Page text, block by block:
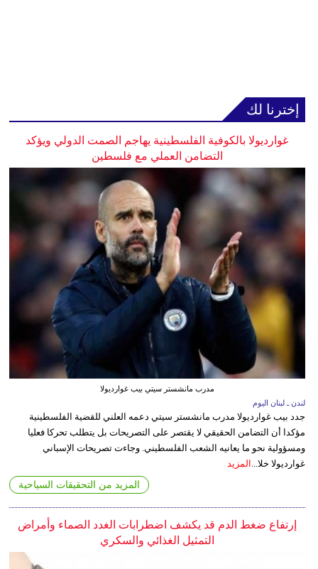
إخترنا لك
غوارديولا بالكوفية الفلسطينية يهاجم الصمت الدولي ويؤكد
التضامن العملي مع فلسطين
مدرب مانشستر سيتي بيب غوارديولا
لندن ـ لبنان اليوم
جدد بيب غوارديولا مدرب مانشستر سيتي دعمه العلني للقضية الفلسطينية
مؤكدا أن التضامن الحقيقي لا يقتصر على التصريحات بل يتطلب تحركا فعليا
ومسؤولية نحو ما يعانيه الشعب الفلسطيني. وجاءت تصريحات الإسباني
غوارديولا خلا... المزيد
المزيد من التحقيقات السياحية
إرتفاع ضغط الدم قد يكشف اضطرابات الغدد الصماء وأمراض
التمثيل الغذائي والسكري